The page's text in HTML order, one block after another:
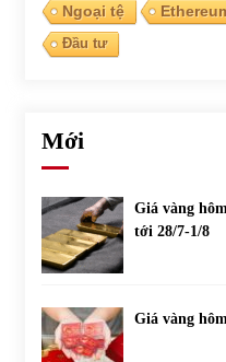
Ngoại tệ
Đầu tư
Mới
Giá vàng
tới 28/7-1/8
Giá vàng